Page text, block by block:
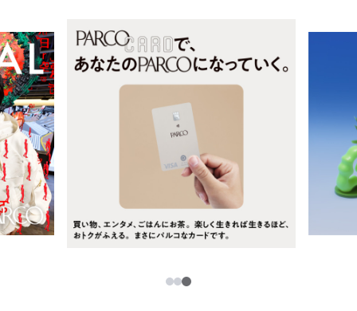
TAX FREE
PARCOメンバーズ
JP
日本語
12